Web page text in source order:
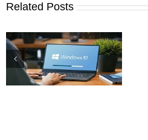
Related Posts
Phần mềm Fake IP hàng
đầu trên iOS, Android,
Windows